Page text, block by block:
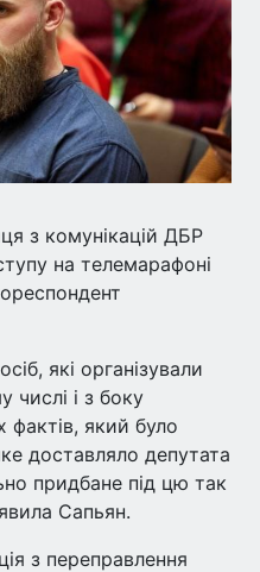
з комунікацій ДБР
на телемарафоні
які організували
числі і з боку
фактів, який було
доставляло депутата
придбане під цю так
Сапьян.
з переправлення